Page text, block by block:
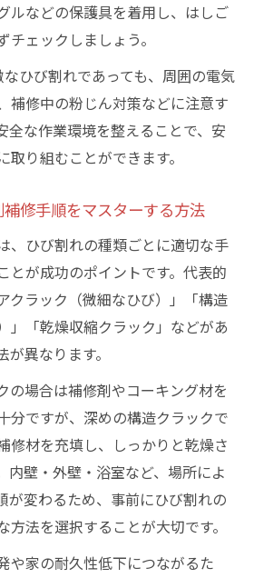
つくDIY壁の修理術
修にはどんな補修材が最適か
コーキング剤の特徴と選び方
使えるひび割れ補修剤比較
め補修材とその使い方のポイ
補修でコーキングを使う手順
プで外壁のひび割れを効果的に
補修スプレーの活用ポイント
やテープで補修する時の注意点
補修の下準備と養生のやり方
にひび割れを直すコツ
費用を抑えるためのポイント
割れ補修を安く仕上げる方法
ひび割れ補修資材活用術
で火災保険を活用する手順
ルなどの保護具を着用し、はしご
ェックしましょう。
ひび割れであっても、周囲の電気
補修中の粉じん対策などに注意す
全な作業環境を整えることで、安
り組むことができます。
修手順をマスターする方法
、ひび割れの種類ごとに適切な手
とが成功のポイントです。代表的
クラック（微細なひび）」「構造
」「乾燥収縮クラック」などがあ
異なります。
の場合は補修剤やコーキング材を
分ですが、深めの構造クラックで
修材を充填し、しっかりと乾燥さ
内壁・外壁・浴室など、場所によ
が変わるため、事前にひび割れの
法を選択することが大切です。
や家の耐久性低下につながるた